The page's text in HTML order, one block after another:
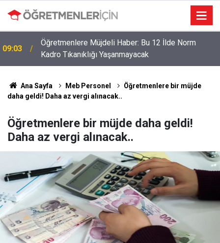
09:03
Öğretmenlere Müjdeli Haber: Bu 12 İlde Norm
Kadro Tıkanıklığı Yaşanmayacak
Ana Sayfa Meb Personel
Öğretmenlere bir müjde
daha geldi! Daha az vergi alınacak..
Öğretmenlere bir müjde daha geldi!
Daha az vergi alınacak..